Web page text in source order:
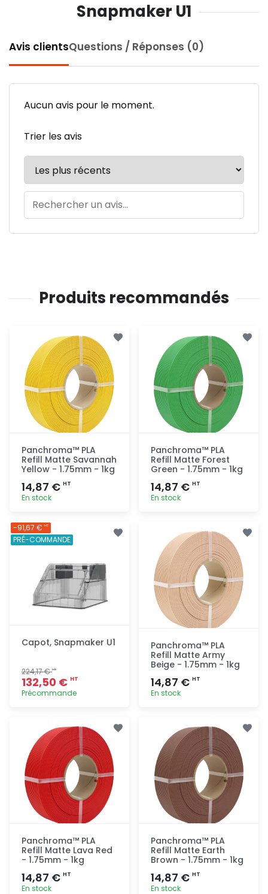
Snapmaker U1
Avis clientsQuestions / Réponses (0)
Aucun avis pour le moment.
Trier les avis
Produits recommandés
Panchroma™ PLA
Refill Matte Savannah
Yellow - 1.75mm - 1kg
14,87 € HT
En stock
rapide
Panchroma™ PLA
Refill Matte Forest
Green - 1.75mm - 1kg
14,87 € HT
En stock
rapide
Capot, Snapmaker U1
224,17 €HT
132,50 € HT
Précommande
rapide
-91,67 € HT
PRÉ-COMMANDE
Panchroma™ PLA
Refill Matte Army
Beige - 1.75mm - 1kg
14,87 € HT
En stock
rapide
Panchroma™ PLA
Refill Matte Lava Red
- 1.75mm - 1kg
14,87 € HT
En stock
Panchroma™ PLA
Refill Matte Earth
Brown - 1.75mm - 1kg
14,87 € HT
En stock